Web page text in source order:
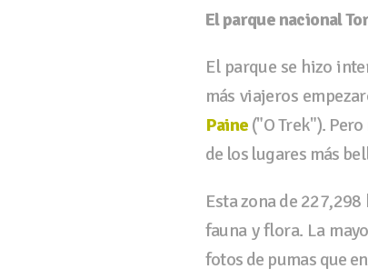
El parque nacional
El parque se hizo
más viajeros
Paine ("O Trek").
de los lugares más
Esta zona de 227,298
fauna y flora. La
fotos de pumas que